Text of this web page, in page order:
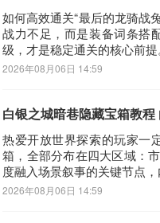
如何高效通关“最后的龙骑战
战力不足，而是装备词条搭
级，才是稳定通关的核心前
2026年08月06日 14:59
白银之城暗巷隐藏宝箱教
热爱开放世界探索的玩家一
箱，全部分布在四大区域：
度融入场景叙事的关键节点
2026年08月06日 14:59